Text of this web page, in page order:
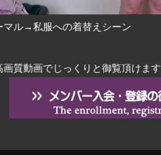
ル→私服への着替えシーン
画質動画でじっくりと御覧頂けます